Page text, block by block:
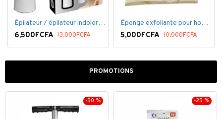
Épilateur / épilateur indolore NuBrilliance Ultimate pour femmes
6,500FCFA 13,000FCFA
Éponge exfoliante pour homme
5,000FCFA 10,000FCFA
PROMOTIONS
-50 % -25 %